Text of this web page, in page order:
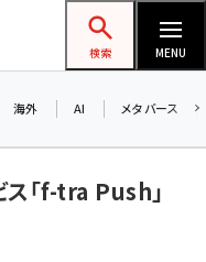
者フォーラム
検索 MENU
海外 AI メタバース
「f-tra Push」